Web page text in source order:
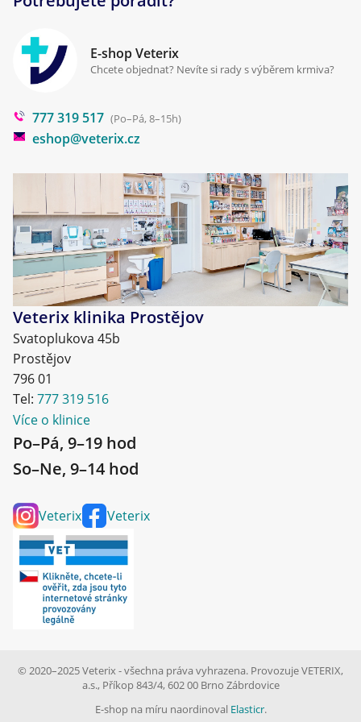
Cookies a podmínky používání
Klinika Prostějov
Poradna
Blog
E-shop Veterix
Chcete objednat? Nevíte si rady s výběrem krmiva?
777 319 517 (Po–Pá, 8–15h)
eshop@veterix.cz
Veterix klinika Prostějov
Svatoplukova 45b
Prostějov
796 01
Tel: 777 319 516
Více o klinice
Po–Pá, 9–19 hod
So–Ne, 9–14 hod
Veterix Veterix
© 2020–2025 Veterix - všechna práva vyhrazena. Provozuje VETERIX,
a.s., Příkop 843/4, 602 00 Brno Zábrdovice
E-shop na míru naordinoval Elasticr.